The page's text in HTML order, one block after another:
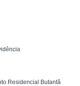
Residencial Butantã